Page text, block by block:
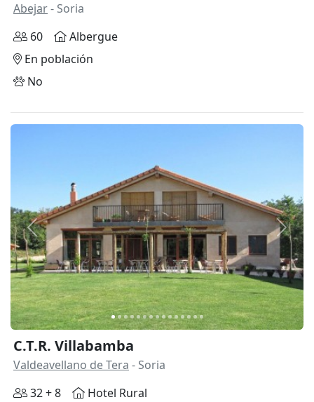
Abejar- Soria
60
Albergue
En población
No
Anterior
C.T.R. Villabamba
Valdeavellano de Tera - Soria
32 + 8
Hotel Rural